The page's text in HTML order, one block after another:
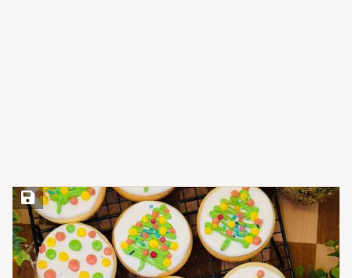
Save Recipe